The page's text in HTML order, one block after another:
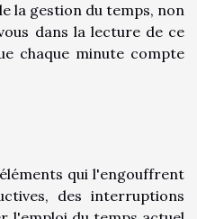
la gestion du temps, non
dans la lecture de ce
chaque minute compte
qui l'engouffrent
des interruptions